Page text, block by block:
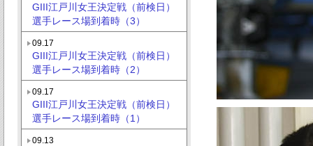
GIII江戸川女王決定戦（前検日）
選手レース場到着時（3）
09.17
GIII江戸川女王決定戦（前検日）
選手レース場到着時（2）
09.17
GIII江戸川女王決定戦（前検日）
選手レース場到着時（1）
09.13